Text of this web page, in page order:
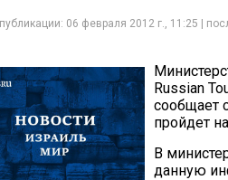
06 февраля 2012 г., 11:25 |
Russian
сообщает
пройдет
В
данную